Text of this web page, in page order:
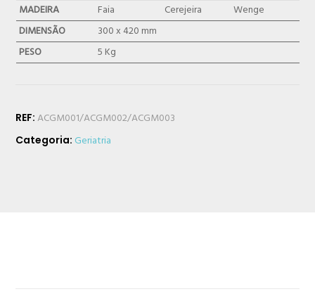
MADEIRA
Faia Cerejeira
Wenge
DIMENSÃO
300 x 420 mm
PESO
5 Kg
REF: ACGM001/ACGM002/ACGM003
Categoria: Geriatria